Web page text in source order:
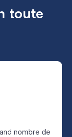
toute
nombre de